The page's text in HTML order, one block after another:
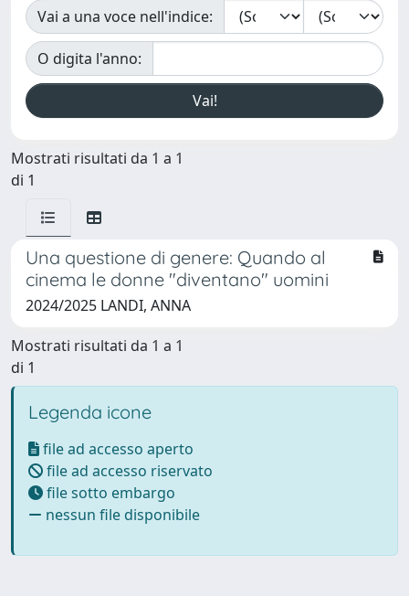
Vai a una voce nell'indice:
O digita l'anno:
Mostrati risultati da 1 a 1
di 1
Una questione di genere: Quando al
cinema le donne "diventano" uomini
2024/2025 LANDI, ANNA
Mostrati risultati da 1 a 1
di 1
Legenda icone
file ad accesso aperto
file ad accesso riservato
file sotto embargo
nessun file disponibile